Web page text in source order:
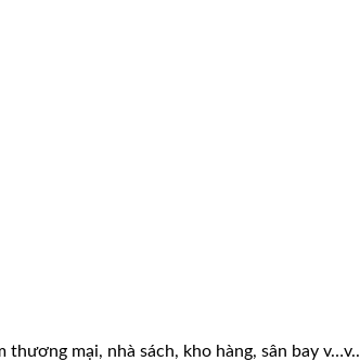
mại, nhà sách, kho hàng, sân bay v…v..